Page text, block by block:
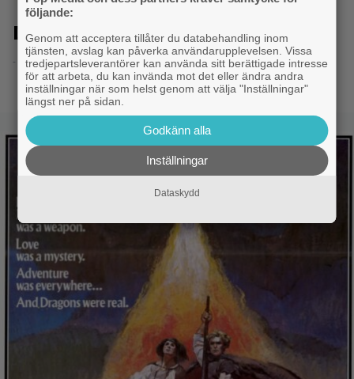
Dö, monster, dö!
- 8.6.2014 20:50
följande:
Genom att acceptera tillåter du databehandling inom
tjänsten, avslag kan påverka användarupplevelsen. Vissa
tredjepartsleverantörer kan använda sitt berättigade intresse
för att arbeta, du kan invända mot det eller ändra andra
inställningar när som helst genom att välja "Inställningar"
längst ner på sidan.
Godkänn alla
Inställningar
Dataskydd